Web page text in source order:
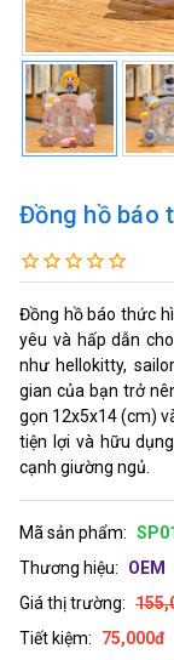
Đồng hồ báo
Đồng hồ báo thức
yêu và hấp dẫn
như hellokitty,
gian của bạn trở
gọn 12x5x14 (cm)
tiện lợi và hữu
cạnh giường ngủ.
Mã sản phẩm:
Thương hiệu:
OEM
Giá thị trường:
Tiết kiệm:
75,000đ